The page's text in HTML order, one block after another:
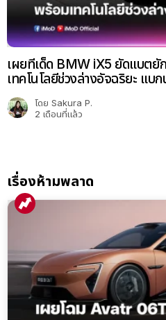
เผยทีเด็ด BMW iX5 ยัดแบต
เทคโนโลยีช่วงล่างอัจฉริยะ แบ
โดย Sakura P.
2 เดือนที่แล้ว
เรื่องห้ามพลาด